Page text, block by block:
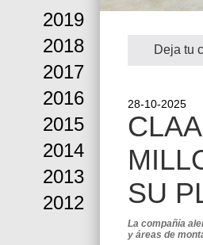
2019
2018
2017
2016
2015
2014
2013
2012
Deja tu
28-10-2025
SU
La compañía
y áreas de